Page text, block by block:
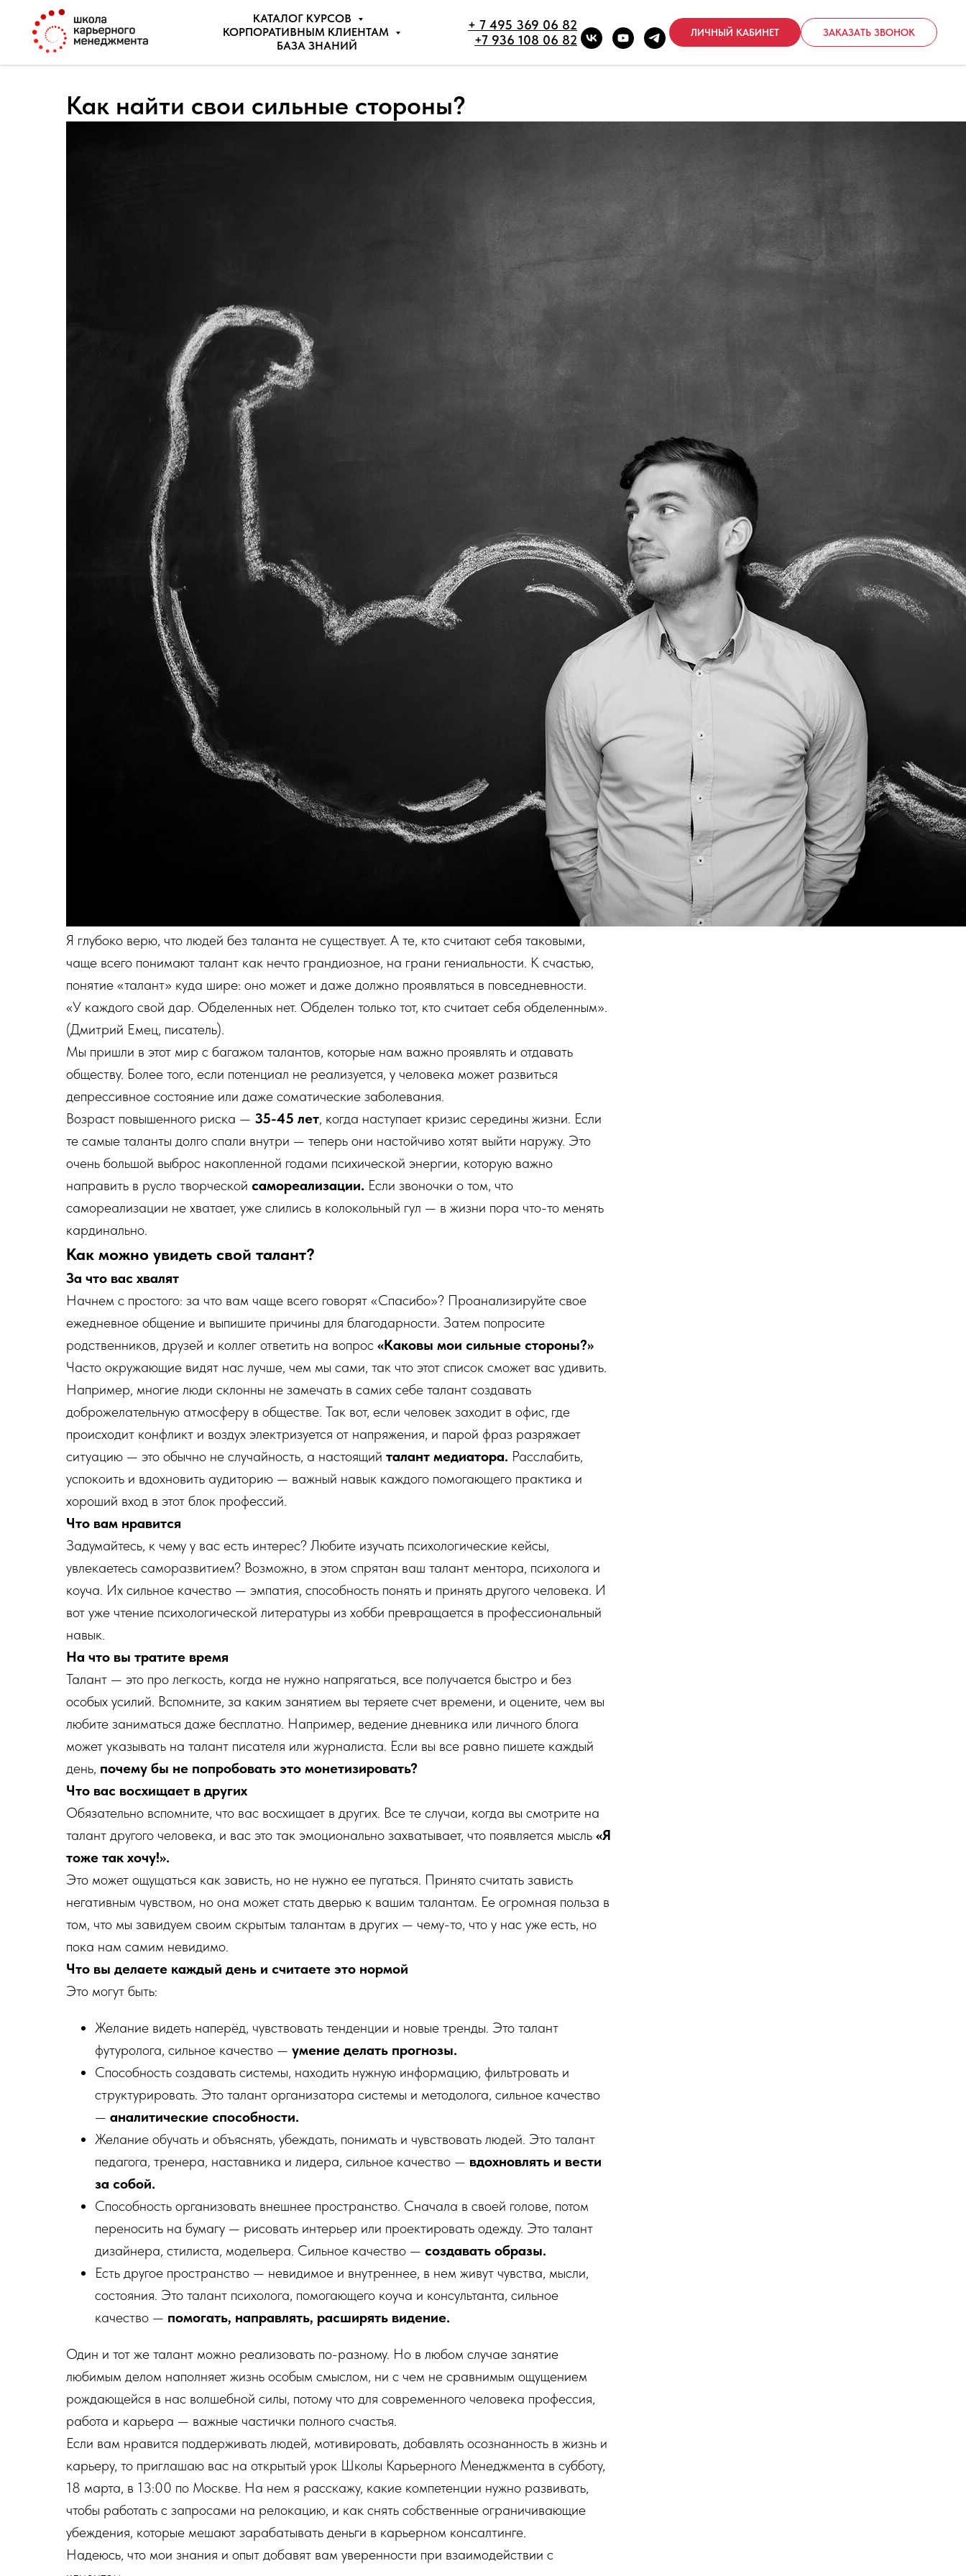
КАТАЛОГ КУРСОВ
КОРПОРАТИВНЫМ КЛИЕНТАМ
БАЗА ЗНАНИЙ
+ 7 495 369 06 82
+7 936 108 06 82
ЛИЧНЫЙ КАБИНЕТ ЗАКАЗАТЬ ЗВОНОК
Как найти свои сильные стороны?
Я глубоко верю, что людей без таланта не существует. А те, кто считают себя таковыми,
чаще всего понимают талант как нечто грандиозное, на грани гениальности. К счастью,
понятие «талант» куда шире: оно может и даже должно проявляться в повседневности.
«У каждого свой дар. Обделенных нет. Обделен только тот, кто считает себя обделенным».
(Дмитрий Емец, писатель).
Мы пришли в этот мир с багажом талантов, которые нам важно проявлять и отдавать
обществу. Более того, если потенциал не реализуется, у человека может развиться
депрессивное состояние или даже соматические заболевания.
Возраст повышенного риска — 35-45 лет, когда наступает кризис середины жизни. Если
те самые таланты долго спали внутри — теперь они настойчиво хотят выйти наружу. Это
очень большой выброс накопленной годами психической энергии, которую важно
направить в русло творческой самореализации. Если звоночки о том, что
самореализации не хватает, уже слились в колокольный гул — в жизни пора что-то менять
кардинально.
Как можно увидеть свой талант?
За что вас хвалят
Начнем с простого: за что вам чаще всего говорят «Спасибо»? Проанализируйте свое
ежедневное общение и выпишите причины для благодарности. Затем попросите
родственников, друзей и коллег ответить на вопрос «Каковы мои сильные стороны?»
Часто окружающие видят нас лучше, чем мы сами, так что этот список сможет вас удивить.
Например, многие люди склонны не замечать в самих себе талант создавать
доброжелательную атмосферу в обществе. Так вот, если человек заходит в офис, где
происходит конфликт и воздух электризуется от напряжения, и парой фраз разряжает
ситуацию — это обычно не случайность, а настоящий талант медиатора. Расслабить,
успокоить и вдохновить аудиторию — важный навык каждого помогающего практика и
хороший вход в этот блок профессий.
Что вам нравится
Задумайтесь, к чему у вас есть интерес? Любите изучать психологические кейсы,
увлекаетесь саморазвитием? Возможно, в этом спрятан ваш талант ментора, психолога и
коуча. Их сильное качество — эмпатия, способность понять и принять другого человека. И
вот уже чтение психологической литературы из хобби превращается в профессиональный
навык.
На что вы тратите время
Талант — это про легкость, когда не нужно напрягаться, все получается быстро и без
особых усилий. Вспомните, за каким занятием вы теряете счет времени, и оцените, чем вы
любите заниматься даже бесплатно. Например, ведение дневника или личного блога
может указывать на талант писателя или журналиста. Если вы все равно пишете каждый
день, почему бы не попробовать это монетизировать?
Что вас восхищает в других
Обязательно вспомните, что вас восхищает в других. Все те случаи, когда вы смотрите на
талант другого человека, и вас это так эмоционально захватывает, что появляется мысль «Я
тоже так хочу!».
Это может ощущаться как зависть, но не нужно ее пугаться. Принято считать зависть
негативным чувством, но она может стать дверью к вашим талантам. Ее огромная польза в
том, что мы завидуем своим скрытым талантам в других — чему-то, что у нас уже есть, но
пока нам самим невидимо.
Что вы делаете каждый день и считаете это нормой
Это могут быть:
Желание видеть наперёд, чувствовать тенденции и новые тренды. Это талант
футуролога, сильное качество — умение делать прогнозы.
Способность создавать системы, находить нужную информацию, фильтровать и
структурировать. Это талант организатора системы и методолога, сильное качество
— аналитические способности.
Желание обучать и объяснять, убеждать, понимать и чувствовать людей. Это талант
педагога, тренера, наставника и лидера, сильное качество — вдохновлять и вести
за собой.
Способность организовать внешнее пространство. Сначала в своей голове, потом
переносить на бумагу — рисовать интерьер или проектировать одежду. Это талант
дизайнера, стилиста, модельера. Сильное качество — создавать образы.
Есть другое пространство — невидимое и внутреннее, в нем живут чувства, мысли,
состояния. Это талант психолога, помогающего коуча и консультанта, сильное
качество — помогать, направлять, расширять видение.
Один и тот же талант можно реализовать по-разному. Но в любом случае занятие
любимым делом наполняет жизнь особым смыслом, ни с чем не сравнимым ощущением
рождающейся в нас волшебной силы, потому что для современного человека профессия,
работа и карьера — важные частички полного счастья.
Если вам нравится поддерживать людей, мотивировать, добавлять осознанность в жизнь и
карьеру, то приглашаю вас на открытый урок Школы Карьерного Менеджмента в субботу,
18 марта, в 13:00 по Москве. На нем я расскажу, какие компетенции нужно развивать,
чтобы работать с запросами на релокацию, и как снять собственные ограничивающие
убеждения, которые мешают зарабатывать деньги в карьерном консалтинге.
Надеюсь, что мои знания и опыт добавят вам уверенности при взаимодействии с